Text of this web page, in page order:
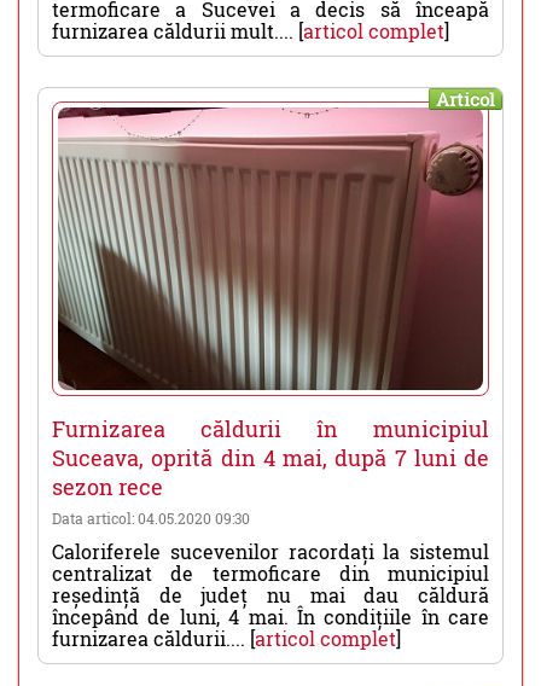
termoficare a Sucevei a decis să înceapă
furnizarea căldurii mult.... [articol complet]
Articol
Furnizarea căldurii în municipiul
Suceava, oprită din 4 mai, după 7 luni de
sezon rece
Data articol: 04.05.2020 09:30
Caloriferele sucevenilor racordați la sistemul
centralizat de termoficare din municipiul
reședință de județ nu mai dau căldură
începând de luni, 4 mai. În condițiile în care
furnizarea căldurii.... [articol complet]